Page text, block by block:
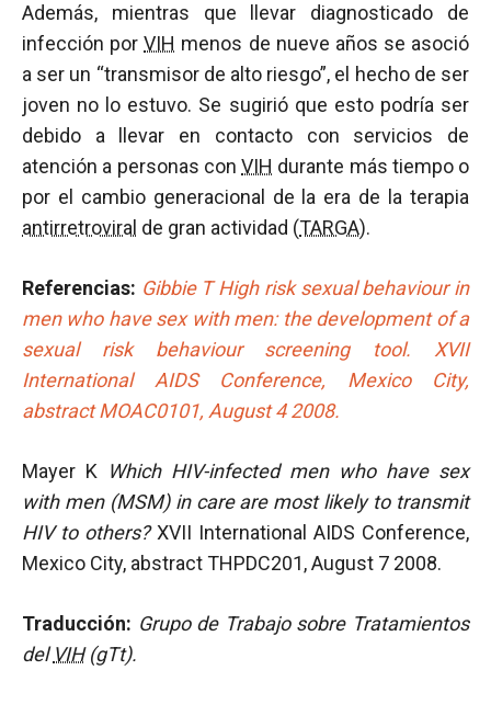
Además, mientras que llevar diagnosticado de
infección porVIH menos de nueve años se asoció
a ser un “transmisor de alto riesgo”, el hecho de ser
joven no lo estuvo. Se sugirió que esto podría ser
debido a llevar en contacto con servicios de
atención a personas con VIH durante más tiempo o
por el cambio generacional de la era de la terapia
antirretroviral de gran actividad (TARGA).
Referencias: Gibbie T High risk sexual behaviour in
men who have sex with men: the development of a
sexual risk behaviour screening tool. XVII
International AIDS Conference, Mexico City,
abstract MOAC0101, August 4 2008.
Mayer K
Which HIV-infected men who have sex
with men (MSM) in care are most likely to transmit
HIV to others?XVII International AIDS Conference,
Mexico City, abstract THPDC201, August 7 2008.
Traducción: Grupo de Trabajo sobre Tratamientos
delVIH(gTt).